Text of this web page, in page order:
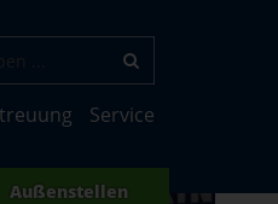
Service
Außenstellen